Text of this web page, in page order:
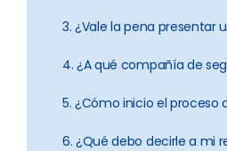
3. ¿Vale la pena presentar
4. ¿A qué compañía de
5. ¿Cómo inicio el proceso
6. ¿Qué debo decirle a mi